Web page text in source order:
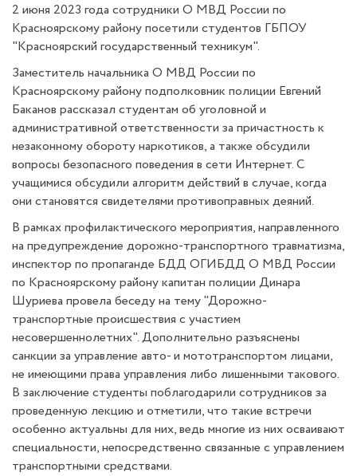
2 июня 2023 года сотрудники О МВД России по
Красноярскому району посетили студентов ГБПОУ
"Красноярский государственный техникум".
Заместитель начальника О МВД России по
Красноярскому району подполковник полиции Евгений
Баканов рассказал студентам об уголовной и
административной ответственности за причастность к
незаконному обороту наркотиков, а также обсудили
вопросы безопасного поведения в сети Интернет. С
учащимися обсудили алгоритм действий в случае, когда
они становятся свидетелями противоправных деяний.
В рамках профилактического мероприятия, направленного
на предупреждение дорожно-транспортного травматизма,
инспектор по пропаганде БДД ОГИБДД О МВД России
по Красноярскому району капитан полиции Динара
Шуриева провела беседу на тему "Дорожно-
транспортные происшествия с участием
несовершеннолетних". Дополнительно разъяснены
санкции за управление авто- и мототранспортом лицами,
не имеющими права управления либо лишенными такового.
В заключение студенты поблагодарили сотрудников за
проведенную лекцию и отметили, что такие встречи
особенно актуальны для них, ведь многие из них осваивают
специальности, непосредственно связанные с управлением
транспортными средствами.